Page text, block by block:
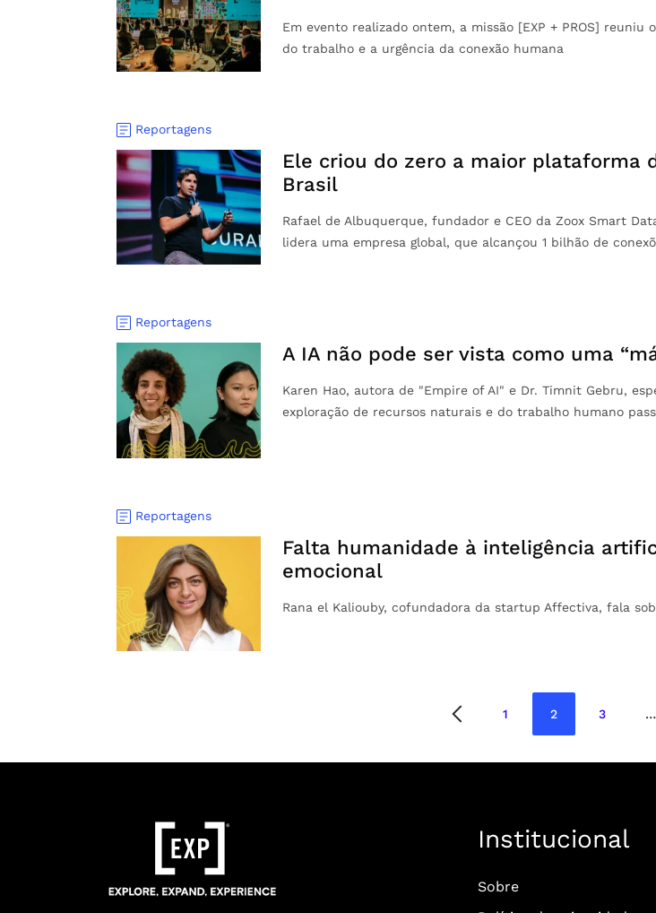
Em evento realizado ontem, a missão [EXP + PROS]
do trabalho e a urgência da conexão humana
Reportagens
Ele criou do zero a maior plataforma
Brasil
Rafael de Albuquerque, fundador e CEO da Zoox Smart
lidera uma empresa global, que alcançou 1 bilhão de
Reportagens
A IA não pode ser vista como uma
Karen Hao, autora de "Empire of AI" e Dr. Timnit Gebru,
exploração de recursos naturais e do trabalho humano
Reportagens
Falta humanidade à inteligência
emocional
Rana el Kaliouby, cofundadora da startup Affectiva, fala
Página
1
Página
2
Página
3 …
Institucional
Sobre